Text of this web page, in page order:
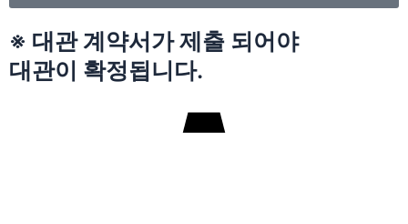
※ 대관 계약서가 제출 되어야
대관이 확정됩니다.